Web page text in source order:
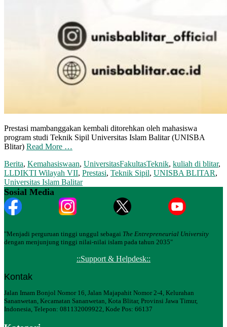
Prestasi mambanggakan kembali ditorehkan oleh mahasiswa
program studi Teknik Sipil Universitas Islam Balitar (UNISBA
Blitar) Read More …
Berita, Kemahasiswaan, UniversitasFakultasTeknik, kuliah di blitar,
LLDIKTI Wilayah VII, Prestasi, Teknik Sipil, UNISBA BLITAR,
Universitas Islam Balitar
Sosial Media
"Menjadi perguruan tinggi unggul sebagai The Entrepreneurial University
dengan menjunjung tinggi nilai-nilai islam pada tahun 2035"
::Support & Helpdesk::
Kontak
Jalan Imam Bonjol Nomor 16, Jalan Majapahit Nomor 2-4, Kelurahan
Sananwetan, Kecamatan Sananwetan, Kota Blitar, Provinsi Jawa Timur,
Indonesia, Telepon: 081132009922, Kode Pos: 66137